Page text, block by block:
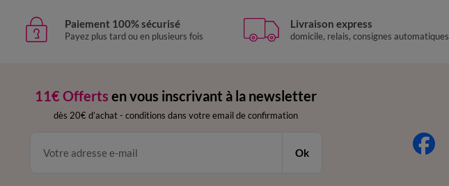
Paiement 100% sécurisé
Payez plus tard ou en plusieurs fois
Livraison express
domicile, relais, consignes automatiques
11€ Offerts en vous inscrivant à la newsletter
dès 20€ d’achat - conditions dans votre email de confirmation
Ok